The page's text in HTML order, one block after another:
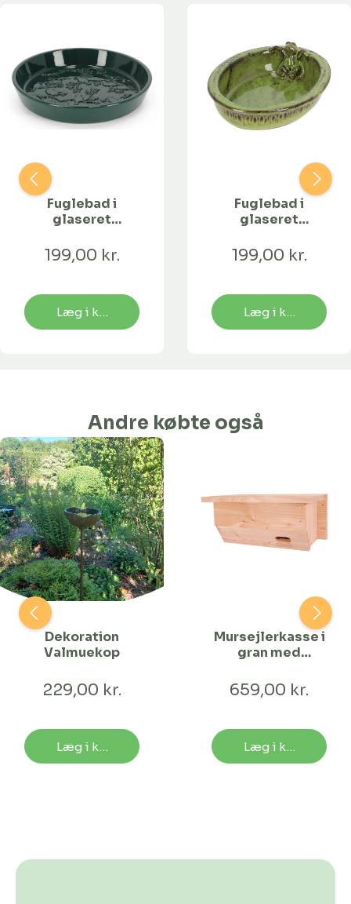
Fuglebad i
glaseret
199,00 kr.
Læg i kurv
Fuglebad i
glaseret
FRØ
199,00 kr.
Læg i kurv
Andre købte også
Dekoration
Valmuekop
229,00 kr.
Læg i kurv
Mursejlerkasse i
gran med
659,00 kr.
Læg i kurv